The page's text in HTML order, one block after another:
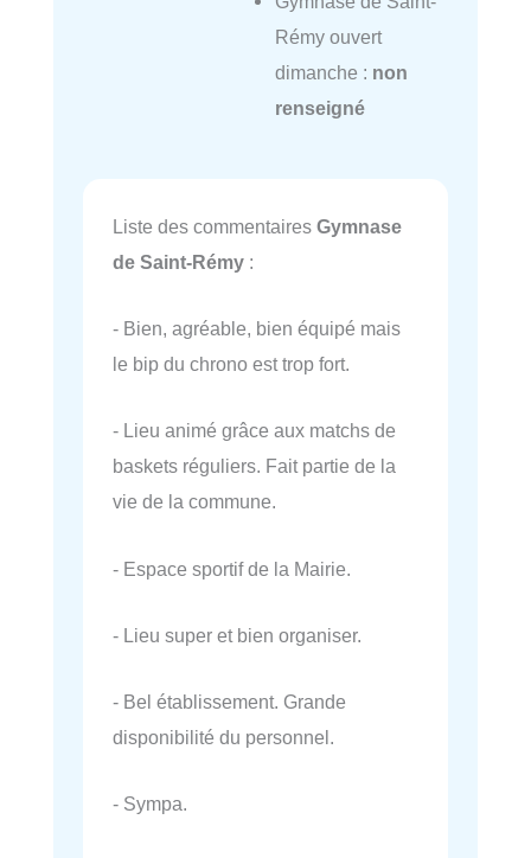
Rémy ouvert
dimanche : non
renseigné
Liste des commentaires Gymnase
de Saint-Rémy :
- Bien, agréable, bien équipé mais
le bip du chrono est trop fort.
- Lieu animé grâce aux matchs de
baskets réguliers. Fait partie de la
vie de la commune.
- Espace sportif de la Mairie.
- Lieu super et bien organiser.
- Bel établissement. Grande
disponibilité du personnel.
- Sympa.